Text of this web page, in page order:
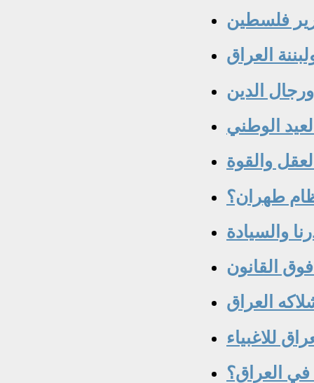
فلسطين
العراق
الدين
الوطني
والقوة
طهران؟
والسيادة
فوق القانون
العراق
للاغبياء
العراق؟